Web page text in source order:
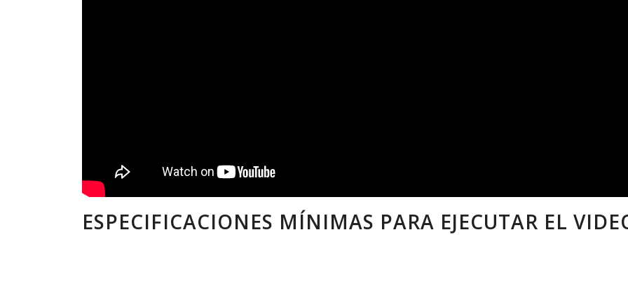
ESPECIFICACIONES MÍNIMAS PARA EJECUTAR EL